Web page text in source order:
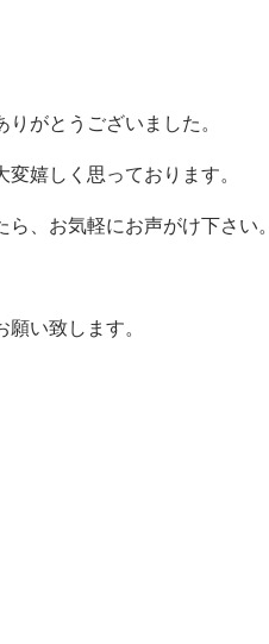
がとうございました。
嬉しく思っております。
、お気軽にお声がけ下さい。
い致します。